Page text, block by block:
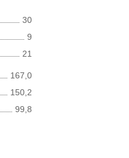
30
9
21
167,0
150,2
99,8